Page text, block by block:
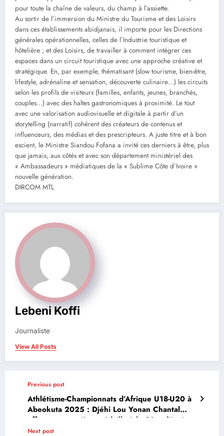
pour toute la chaîne de valeurs, du champ à l’assiette.
Au sortir de l’immersion du Ministre du Tourisme et des Loisirs
dans ces établissements abidjanais, il importe pour les Directions
générales opérationnelles, celles de l’Industrie touristique et
hôtelière ; et des Loisirs, de travailler à comment intégrer ces
espaces dans un circuit touristique avec une approche créative et
stratégique. En, par exemple, thématisant (slow tourisme, bien-être,
lifestyle, adrénaline et sensation, découverte culinaire…) les circuits
selon les profils de visiteurs (familles, enfants, jeunes, branchés,
couples…) avec des haltes gastronomiques à proximité. Le tout
avec une valorisation audiovisuelle et digitale à partir d’un
storytelling (narratif) cohérent des créateurs de contenus et
influenceurs, des médias et des prescripteurs. A juste titre et à bon
escient, le Ministre Siandou Fofana a invité ces derniers à être, plus
que jamais, aux côtés et avec son département ministériel des
« Ambassadeurs » médiatiques de la « Sublime Côte d’Ivoire »
nouvelle génération.
DIRCOM MTL
Lebeni Koffi
Journaliste
View All Posts
Previous post
Athlétisme-Championnats d’Afrique U18-U20 à
Abeokuta 2025 : Djéhi Lou Yonan Chantal
offre une première médaille à la Côte d’Ivoire
Next post